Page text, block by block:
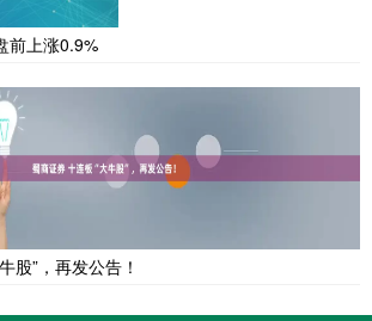
前上涨0.9%
股”，再发公告！